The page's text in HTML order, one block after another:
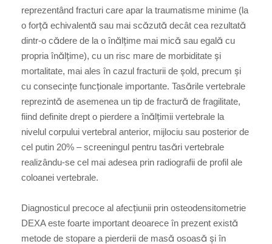
reprezentând fracturi care apar la traumatisme minime (la
o forță echivalentă sau mai scăzută decât cea rezultată
dintr-o cădere de la o înălțime mai mică sau egală cu
propria înălțime), cu un risc mare de morbiditate și
mortalitate, mai ales în cazul fracturii de șold, precum și
cu consecințe funcționale importante. Tasările vertebrale
reprezintă de asemenea un tip de fractură de fragilitate,
fiind definite drept o pierdere a înălțimii vertebrale la
nivelul corpului vertebral anterior, mijlociu sau posterior de
cel putin 20% – screeningul pentru tasări vertebrale
realizându-se cel mai adesea prin radiografii de profil ale
coloanei vertebrale.
Diagnosticul precoce al afecțiunii prin osteodensitometrie
DEXA este foarte important deoarece în prezent există
metode de stopare a pierderii de masă osoasă și în